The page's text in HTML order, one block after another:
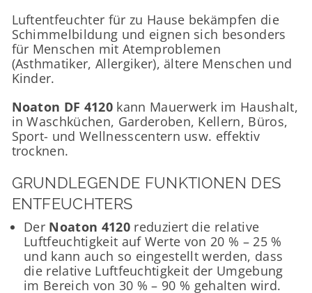
Luftentfeuchter für zu Hause bekämpfen die
Schimmelbildung und eignen sich besonders
für Menschen mit Atemproblemen
(Asthmatiker, Allergiker), ältere Menschen und
Kinder.
Noaton DF 4120kann Mauerwerk im Haushalt,
in Waschküchen, Garderoben, Kellern, Büros,
Sport- und Wellnesscentern usw. effektiv
trocknen.
GRUNDLEGENDE FUNKTIONEN DES
ENTFEUCHTERS
Der Noaton 4120reduziert die relative
Luftfeuchtigkeit auf Werte von 20 % – 25 %
und kann auch so eingestellt werden, dass
die relative Luftfeuchtigkeit der Umgebung
im Bereich von 30 % – 90 % gehalten wird.